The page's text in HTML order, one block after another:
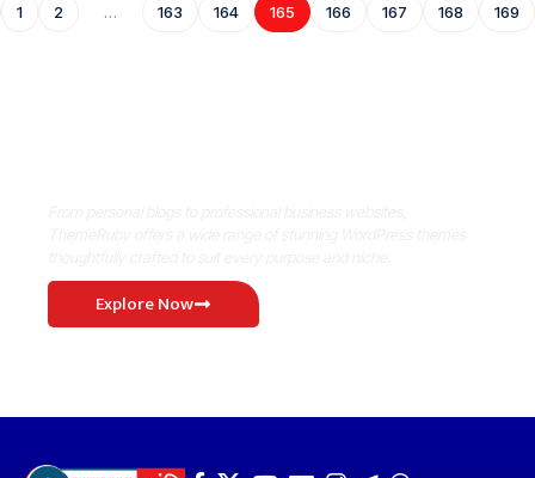
1 2 … 163 164 165 166 167 168 169
Explore Now